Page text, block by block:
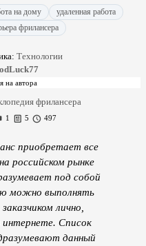
на дому
удаленная работа
фрилансера
Технологии
фрилансера
1 5 497
приобретает все
российском рынке
под собой
можно выполнять
лично,
интернете. Список
данный